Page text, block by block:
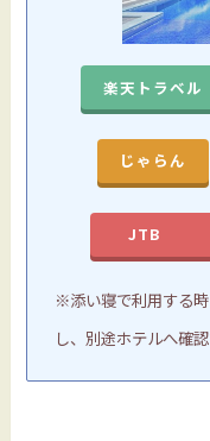
楽天トラベル
じゃらん
JTB
※添い寝で利用する
し、別途ホテルへ確